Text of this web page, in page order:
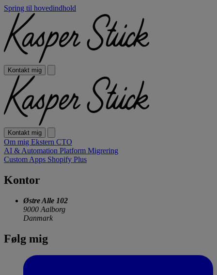
Spring til hovedindhold
Kontakt mig
Kontakt mig
Om mig Ekstern CTO
AI & Automation Platform Migrering
Custom Apps Shopify Plus
Kontor
Østre Alle 102
9000 Aalborg
Danmark
Følg mig